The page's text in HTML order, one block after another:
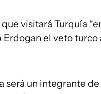
visitará Turquía
el veto turco
será un integrante